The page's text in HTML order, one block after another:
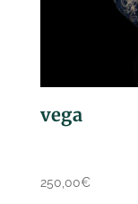
vega
250,00€